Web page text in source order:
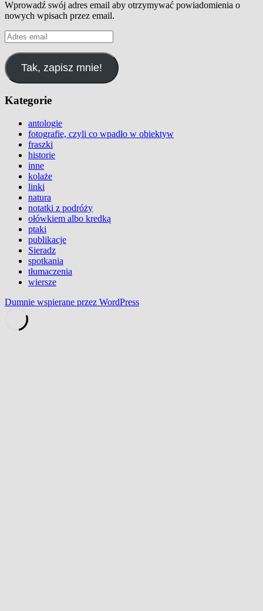
Wprowadź swój adres email aby otrzymywać powiadomienia o
nowych wpisach przez email.
Adres
email
Tak, zapisz mnie!
Kategorie
antologie
fotografie, czyli co wpadło w obiektyw
fraszki
historie
inne
kolaże
linki
natura
notatki z podróży
ołówkiem albo kredką
ptaki
publikacje
Sieradz
spotkania
tłumaczenia
wiersze
Dumnie wspierane przez WordPress